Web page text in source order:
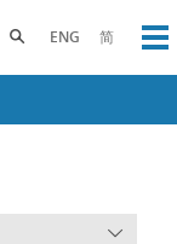
ENG 简
Toggle search panel